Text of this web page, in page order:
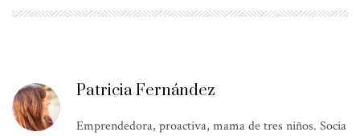
Patricia Fernández
Emprendedora, proactiva, mama de tres niños. Socia